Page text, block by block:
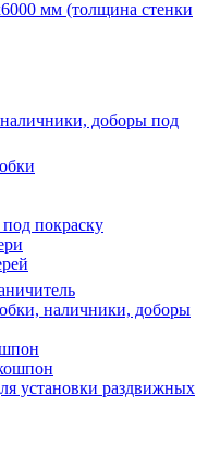
доборы под
покраску
наличники, доборы
установки раздвижных